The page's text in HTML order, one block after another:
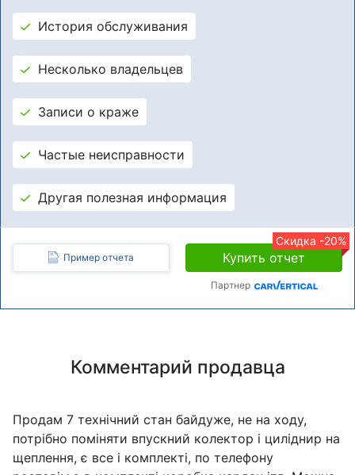
История обслуживания
Несколько владельцев
Записи о краже
Частые неисправности
Другая полезная информация
Пример отчета
Скидка -20%
Купить отчет
Партнер
Комментарий продавца
Продам 7 технічний стан байдуже, не на ходу,
потрібно поміняти впускний колектор і циліднир на
щеплення, є все і комплекті, по телефону